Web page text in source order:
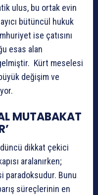
ulus, bu ortak evin
bütüncül hukuk
ise çatısını
esas alan
Kürt meselesi
değişim ve
MUTABAKAT
dikkat çekici
aralanırken;
paradoksudur. Bunu
süreçlerinin en